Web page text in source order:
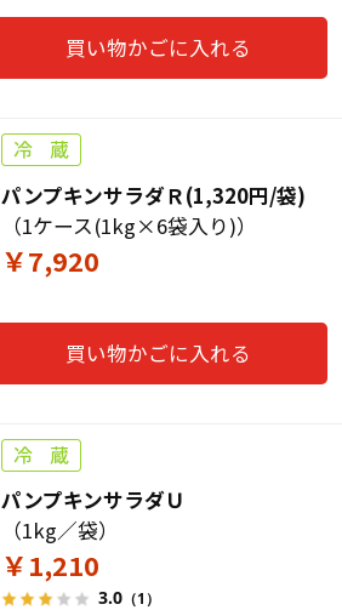
買い物かごに入れる
パンプキンサラダＲ(1,320円/袋)
（1ケース(1kg×6袋入り)）
￥7,920
買い物かごに入れる
パンプキンサラダＵ
（1kg／袋）
￥1,210
3.0（1）